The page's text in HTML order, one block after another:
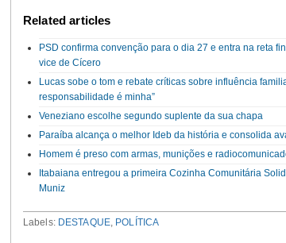
Related articles
PSD confirma convenção para o dia 27 e entra na reta
vice de Cícero
Lucas sobe o tom e rebate críticas sobre influência
responsabilidade é minha”
Veneziano escolhe segundo suplente da sua chapa
Paraíba alcança o melhor Ideb da história e consolida
Homem é preso com armas, munições e
Itabaiana entregou a primeira Cozinha Comunitária
Muniz
Labels: DESTAQUE, POLÍTICA